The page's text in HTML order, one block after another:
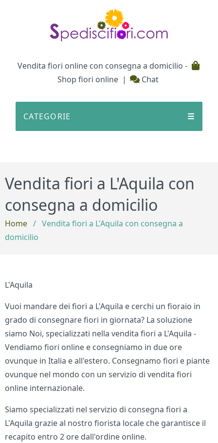
Vendita fiori online con consegna a domicilio -
Shop fiori online | Chat
CATEGORIE ☰
Vendita fiori a L'Aquila con
consegna a domicilio
Home / Vendita fiori a L'Aquila con consegna a
domicilio
L'Aquila
Vuoi mandare dei fiori a L'Aquila e cerchi un fioraio in
grado di consegnare fiori in giornata? La soluzione
siamo Noi, specializzati nella vendita fiori a L'Aquila -
Vendiamo fiori online e consegniamo in due ore
ovunque in Italia e all'estero. Consegnamo fiori e piante
ovunque nel mondo con un servizio di vendita fiori
online internazionale.
Siamo specializzati nel servizio di consegna fiori a
L'Aquila grazie al nostro fiorista locale che garantisce il
recapito entro 2 ore dall'ordine online.